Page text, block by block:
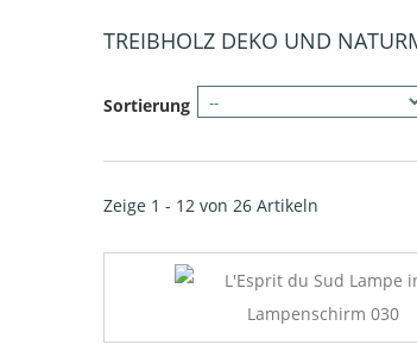
TREIBHOLZ DEKO UND
Sortierung
Zeige 1 - 12 von 26 Artikeln